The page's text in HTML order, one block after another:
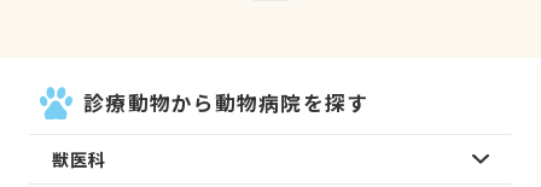
診療動物から動物病院を探す
獣医科